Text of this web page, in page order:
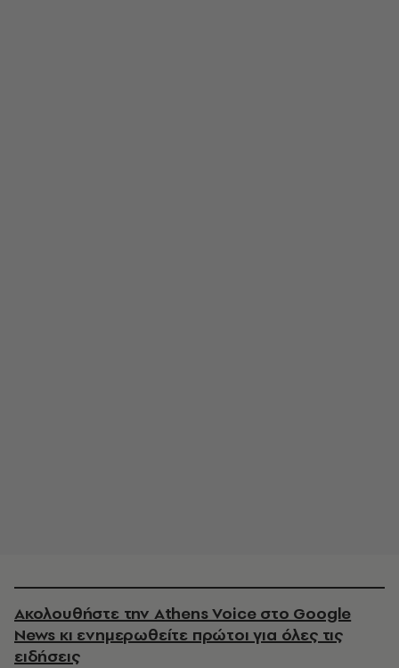
Ακολουθήστε την Athens Voice στο Google
News κι ενημερωθείτε πρώτοι για όλες τις
ειδήσεις